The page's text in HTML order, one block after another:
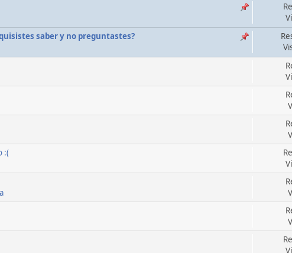
saber y no preguntastes?
:(